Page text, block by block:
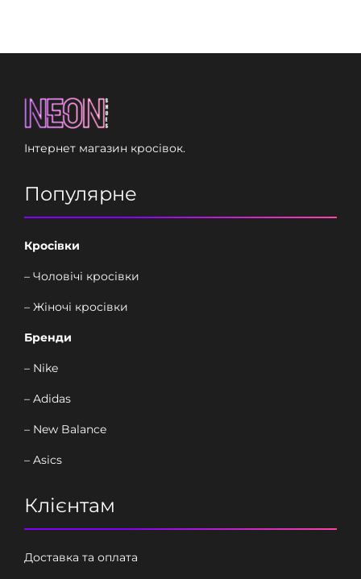
Інтернет магазин кросівок.
Популярне
Кросівки
– Чоловічі кросівки
– Жіночі кросівки
Бренди
– Nike
– Adidas
– New Balance
– Asics
Клієнтам
Доставка та оплата